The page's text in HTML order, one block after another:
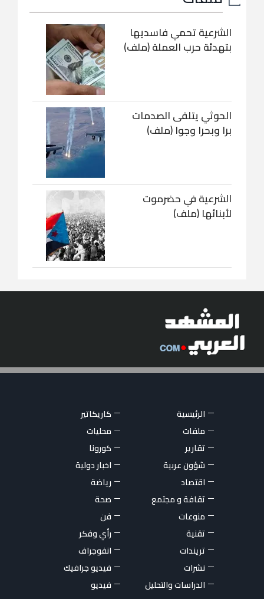
الشرعية تحمي فاسديها
بتهدئة حرب العملة (ملف)
الحوثي يتلقى الصدمات
برا وبحرا وجوا (ملف)
الشرعية في حضرموت
لأبنائها (ملف)
الرئيسية
كاريكاتير
ملفات
محليات
تقارير
كورونا
شؤون عربية
اخبار دولية
اقتصاد
رياضة
ثقافة و مجتمع
صحة
منوعات
فن
تقنية
رأي وفكر
تريندات
انفوجراف
نشرات
فيديو جرافيك
الدراسات والتحليل
فيديو